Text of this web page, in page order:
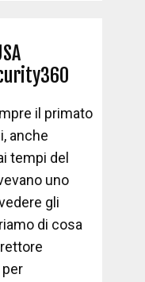
il primato
anche
tempi del
uno
gli
di cosa